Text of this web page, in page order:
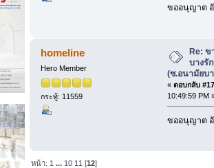
ขออนุญาต
homeline
Hero Member
กระทู้: 11559
Re: ข
บางรั
(ซ.อนามัยบ
« ตอบกลับ
10:49:59 PM
ขออนุญาต
หน้า: 1 ... 10 11 [12]